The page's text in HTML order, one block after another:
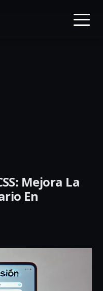
Mejora La
En